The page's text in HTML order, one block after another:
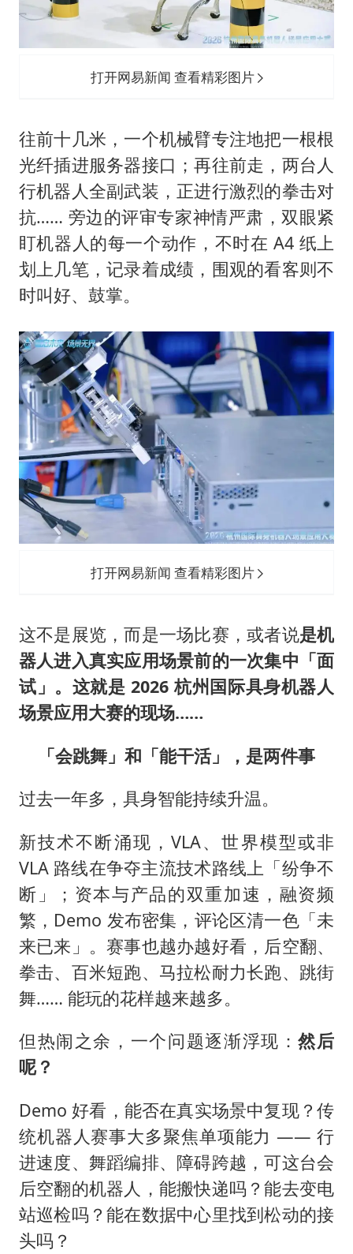
打开网易新闻 查看精彩图片
往前十几米，一个机械臂专注地把一根根
光纤插进服务器接口；再往前走，两台人
行机器人全副武装，正进行激烈的拳击对
抗…… 旁边的评审专家神情严肃，双眼紧
盯机器人的每一个动作，不时在 A4 纸上
划上几笔，记录着成绩，围观的看客则不
时叫好、鼓掌。
打开网易新闻 查看精彩图片
这不是展览，而是一场比赛，或者说是机
器人进入真实应用场景前的一次集中「面
试」。这就是 2026 杭州国际具身机器人
场景应用大赛的现场……
「会跳舞」和「能干活」，是两件事
过去一年多，具身智能持续升温。
新技术不断涌现，VLA、世界模型或非
VLA 路线在争夺主流技术路线上「纷争不
断」；资本与产品的双重加速，融资频
繁，Demo 发布密集，评论区清一色「未
来已来」。赛事也越办越好看，后空翻、
拳击、百米短跑、马拉松耐力长跑、跳街
舞…… 能玩的花样越来越多。
但热闹之余，一个问题逐渐浮现：然后
呢？
Demo 好看，能否在真实场景中复现？传
统机器人赛事大多聚焦单项能力 —— 行
进速度、舞蹈编排、障碍跨越，可这台会
后空翻的机器人，能搬快递吗？能去变电
站巡检吗？能在数据中心里找到松动的接
头吗？